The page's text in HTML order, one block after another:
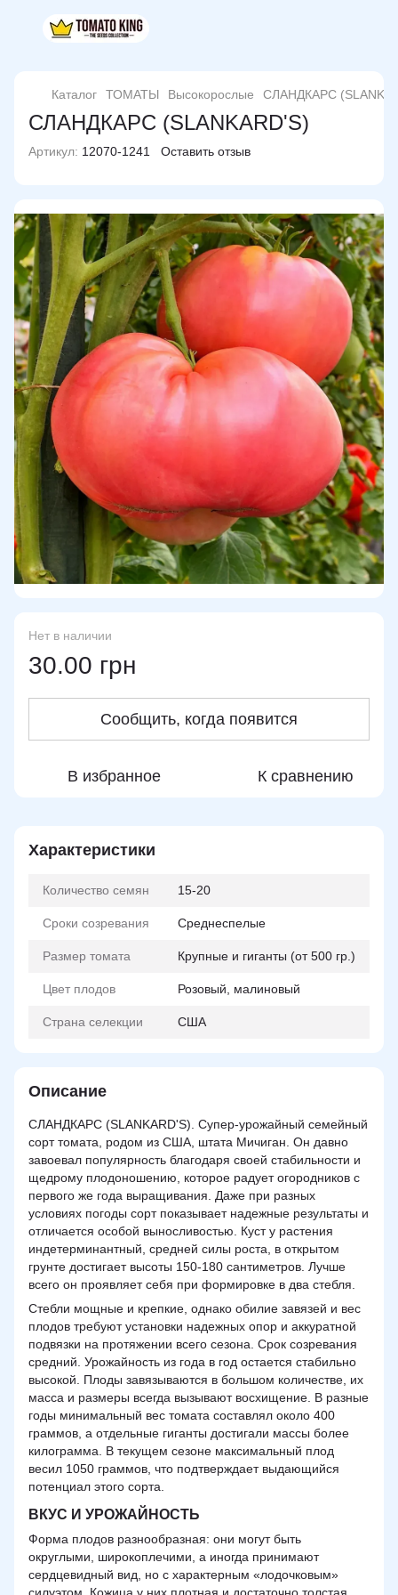
Каталог ТОМАТЫ Высокорослые СЛАНДКАРС
СЛАНДКАРС (SLANKARD'S)
Артикул: 12070-1241 Оставить отзыв
Нет в наличии
30.00 грн
Сообщить, когда появится
В избранное К сравнению
Характеристики
Количество семян 15-20
Сроки созревания Среднеспелые
Размер томата Крупные и гиганты (от 500 гр.)
Цвет плодов Розовый, малиновый
Страна селекции США
Описание
СЛАНДКАРС (SLANKARD'S). Супер-урожайный семейный
сорт томата, родом из США, штата Мичиган. Он давно
завоевал популярность благодаря своей стабильности и
щедрому плодоношению, которое радует огородников с
первого же года выращивания. Даже при разных
условиях погоды сорт показывает надежные результаты и
отличается особой выносливостью. Куст у растения
индетерминантный, средней силы роста, в открытом
грунте достигает высоты 150-180 сантиметров. Лучше
всего он проявляет себя при формировке в два стебля.
Стебли мощные и крепкие, однако обилие завязей и вес
плодов требуют установки надежных опор и аккуратной
подвязки на протяжении всего сезона. Срок созревания
средний. Урожайность из года в год остается стабильно
высокой. Плоды завязываются в большом количестве, их
масса и размеры всегда вызывают восхищение. В разные
годы минимальный вес томата составлял около 400
граммов, а отдельные гиганты достигали массы более
килограмма. В текущем сезоне максимальный плод
весил 1050 граммов, что подтверждает выдающийся
потенциал этого сорта.
ВКУС И УРОЖАЙНОСТЬ
Форма плодов разнообразная: они могут быть
округлыми, широкоплечими, а иногда принимают
сердцевидный вид, но с характерным «лодочковым»
силуэтом. Кожица у них плотная и достаточно толстая,